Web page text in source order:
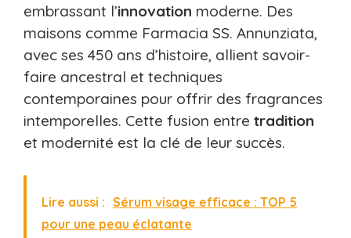
embrassant l’innovation moderne. Des
maisons comme Farmacia SS. Annunziata,
avec ses 450 ans d’histoire, allient savoir-
faire ancestral et techniques
contemporaines pour offrir des fragrances
intemporelles. Cette fusion entre tradition
et modernité est la clé de leur succès.
Lire aussi : Sérum visage efficace : TOP 5
pour une peau éclatante